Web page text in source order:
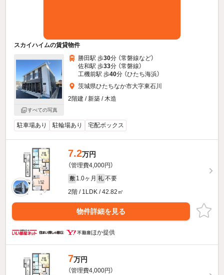
スカイハイムの賃貸物件
すべての写真
勝田駅 歩30分 （常磐線など）
佐和駅 歩33分 （常磐線）
工機前駅 歩40分 （ひたち海浜）
茨城県ひたちなか市大字東石川
2階建 / 新築 / 木造
駐車場あり 駐輪場あり 宅配ボックス
7.2万円
（管理費4,000円）
敷 1.0ヶ月 礼 不要
2階 / 1LDK / 42.82㎡
物件詳細を見る
ほか提供
7万円
（管理費4,000円）